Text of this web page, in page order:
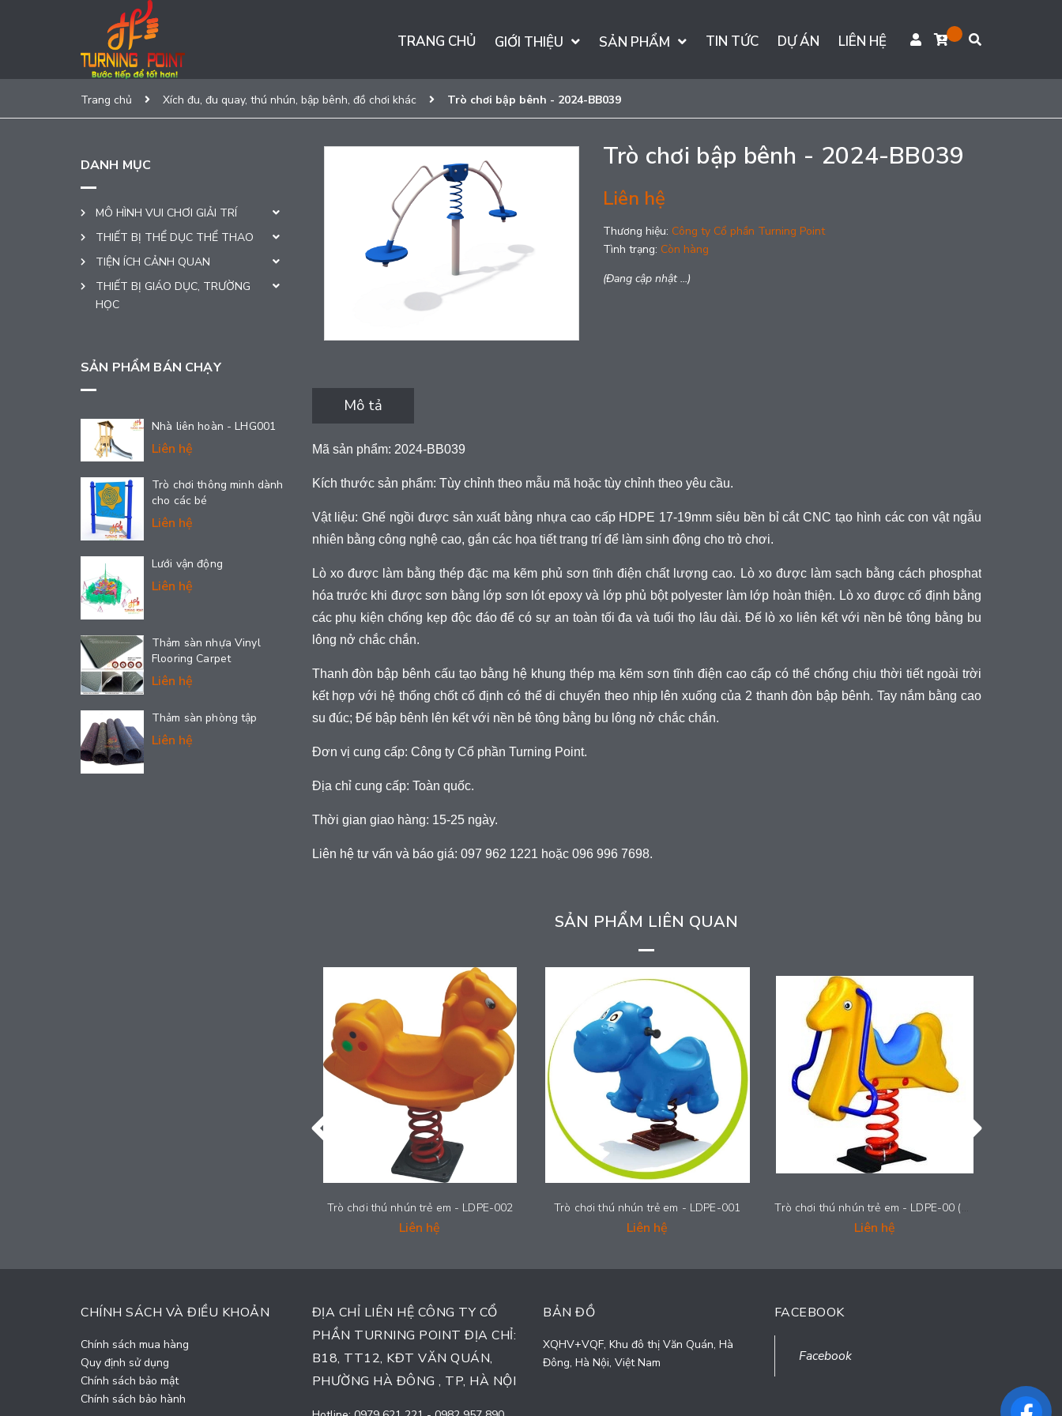
TRANG CHỦ GIỚI THIỆU SẢN PHẨM TIN TỨC DỰ ÁN LIÊN HỆ
Trang chủ Xích đu, đu quay, thú nhún, bập bênh, đồ chơi khác Trò chơi bập bênh - 2024-BB039
Trò chơi bập bênh - 2024-BB039
Liên hệ
Thương hiệu: Công ty Cổ phần Turning Point
Tình trạng: Còn hàng
(Đang cập nhật ...)
Mô tả
Mã sản phẩm: 2024-BB039
Kích thước sản phẩm: Tùy chỉnh theo mẫu mã hoặc tùy chỉnh theo yêu cầu.
Vật liệu: Ghế ngồi được sản xuất bằng nhựa cao cấp HDPE 17-19mm siêu bền bỉ cắt CNC tạo hình các con vật ngẫu
nhiên bằng công nghệ cao, gắn các họa tiết trang trí để làm sinh động cho trò chơi.
Lò xo được làm bằng thép đặc mạ kẽm phủ sơn tĩnh điện chất lượng cao. Lò xo được làm sạch bằng cách phosphat
hóa trước khi được sơn bằng lớp sơn lót epoxy và lớp phủ bột polyester làm lớp hoàn thiện. Lò xo được cố định bằng
các phụ kiện chống kẹp độc đáo để có sự an toàn tối đa và tuổi thọ lâu dài. Đế lò xo liên kết với nền bê tông bằng bu
lông nở chắc chắn.
Thanh đòn bập bênh cấu tạo bằng hệ khung thép mạ kẽm sơn tĩnh điện cao cấp có thể chống chịu thời tiết ngoài trời
kết hợp với hệ thống chốt cố định có thể di chuyển theo nhịp lên xuống của 2 thanh đòn bập bênh. Tay nắm bằng cao
su đúc; Đế bập bênh lên kết với nền bê tông bằng bu lông nở chắc chắn.
Đơn vị cung cấp: Công ty Cổ phần Turning Point.
Địa chỉ cung cấp: Toàn quốc.
Thời gian giao hàng: 15-25 ngày.
Liên hệ tư vấn và báo giá: 097 962 1221 hoặc 096 996 7698.
SẢN PHẨM LIÊN QUAN
Trò chơi thú nhún trẻ em - LDPE-002
Liên hệ
Trò chơi thú nhún trẻ em - LDPE-001
Liên hệ
Trò chơi thú nhún trẻ em - LDPE-00 (34)
Liên hệ
DANH MỤC
MÔ HÌNH VUI CHƠI GIẢI TRÍ
THIẾT BỊ THỂ DỤC THỂ THAO
TIỆN ÍCH CẢNH QUAN
THIẾT BỊ GIÁO DỤC, TRƯỜNG
HỌC
SẢN PHẨM BÁN CHẠY
Nhà liên hoàn - LHG001
Liên hệ
Trò chơi thông minh dành
cho các bé
Liên hệ
Lưới vận động
Liên hệ
Thảm sàn nhựa Vinyl
Flooring Carpet
Liên hệ
Thảm sàn phòng tập
Liên hệ
CHÍNH SÁCH VÀ ĐIỀU KHOẢN
Chính sách mua hàng
Quy định sử dụng
Chính sách bảo mật
Chính sách bảo hành
ĐỊA CHỈ LIÊN HỆ CÔNG TY CỔ
PHẦN TURNING POINT ĐỊA CHỈ:
B18, TT12, KĐT VĂN QUÁN,
PHƯỜNG HÀ ĐÔNG , TP, HÀ NỘI
BẢN ĐỒ
XQHV+VQF, Khu đô thị Văn Quán, Hà
Đông, Hà Nội, Việt Nam
FACEBOOK
Facebook